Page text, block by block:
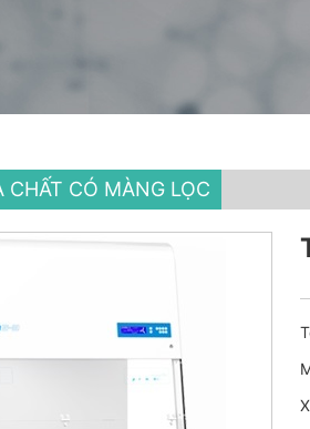
CHẤT CÓ MÀNG LỌC